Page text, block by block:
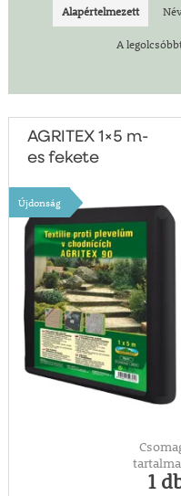
Alapértelmezett
A
AGRITEX 1×5 m-
es fekete
Újdonság
1